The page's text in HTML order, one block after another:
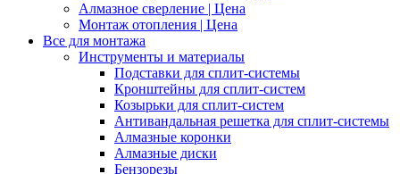
Алмазное сверление | Цена
Монтаж отопления | Цена
Все для монтажа
Инструменты и материалы
Подставки для сплит-системы
Кронштейны для сплит-систем
Козырьки для сплит-систем
Антивандальная решетка для сплит-системы
Алмазные коронки
Алмазные диски
Бензорезы